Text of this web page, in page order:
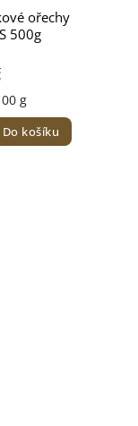
ořechy
500g
g
Do košíku